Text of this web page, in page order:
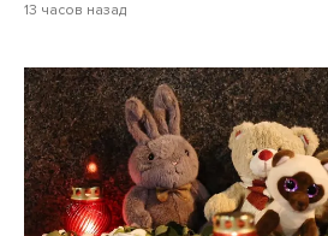
13 часов назад